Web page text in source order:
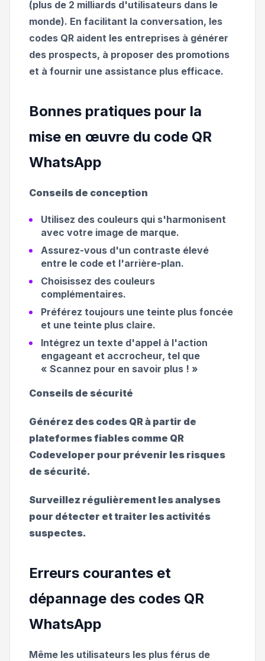
(plus de 2 milliards d'utilisateurs dans le
monde). En facilitant la conversation, les
codes QR aident les entreprises à générer
des prospects, à proposer des promotions
et à fournir une assistance plus efficace.
Bonnes pratiques pour la
mise en œuvre du code QR
WhatsApp
Conseils de conception
Utilisez des couleurs qui s'harmonisent
avec votre image de marque.
Assurez-vous d'un contraste élevé
entre le code et l'arrière-plan.
Choisissez des couleurs
complémentaires.
Préférez toujours une teinte plus foncée
et une teinte plus claire.
Intégrez un texte d'appel à l'action
engageant et accrocheur, tel que
« Scannez pour en savoir plus ! »
Conseils de sécurité
Générez des codes QR à partir de
plateformes fiables comme QR
Codeveloper pour prévenir les risques
de sécurité.
Surveillez régulièrement les analyses
pour détecter et traiter les activités
suspectes.
Erreurs courantes et
dépannage des codes QR
WhatsApp
Même les utilisateurs les plus férus de